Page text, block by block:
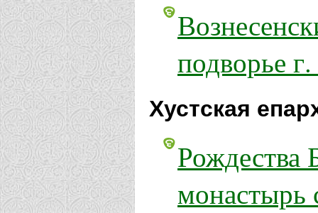
подворье
Хустская
Рождества
монастырь